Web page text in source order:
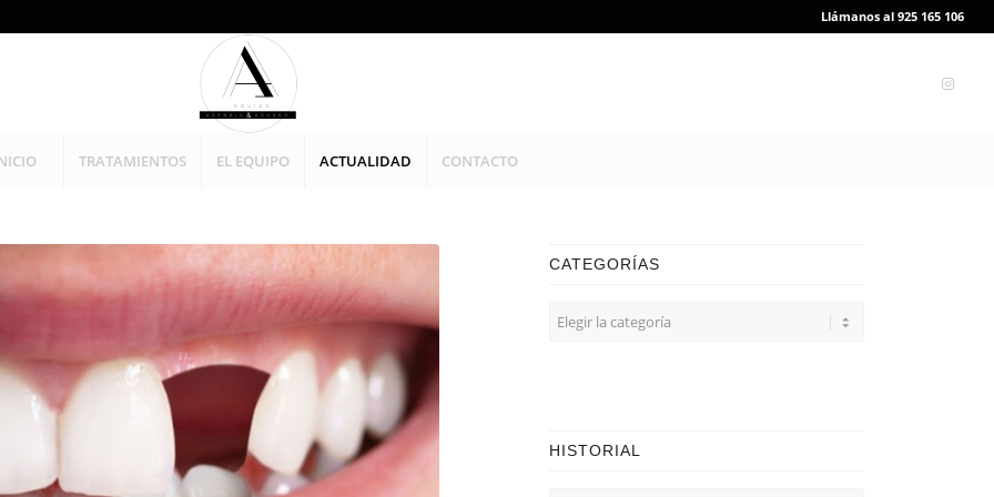
Llámanos al 925 165 106
TRATAMIENTOS EL EQUIPO ACTUALIDAD CONTACTO
CATEGORÍAS
CATEGORÍAS
HISTORIAL